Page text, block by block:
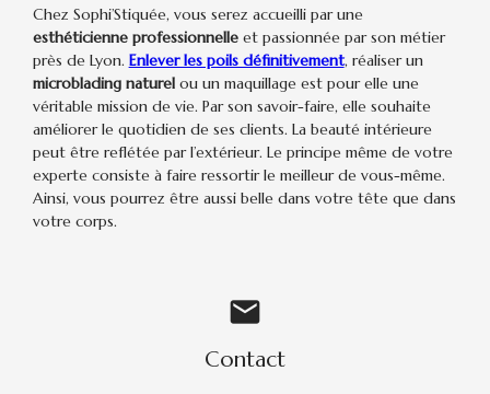
Chez Sophi’Stiquée, vous serez accueilli par une
esthéticienne professionnelleet passionnée par son métier
près de Lyon. Enlever les poils définitivement, réaliser un
microblading naturelou un maquillage est pour elle une
véritable mission de vie. Par son savoir-faire, elle souhaite
améliorer le quotidien de ses clients. La beauté intérieure
peut être reflétée par l’extérieur. Le principe même de votre
experte consiste à faire ressortir le meilleur de vous-même.
Ainsi, vous pourrez être aussi belle dans votre tête que dans
votre corps.
mail
Contact